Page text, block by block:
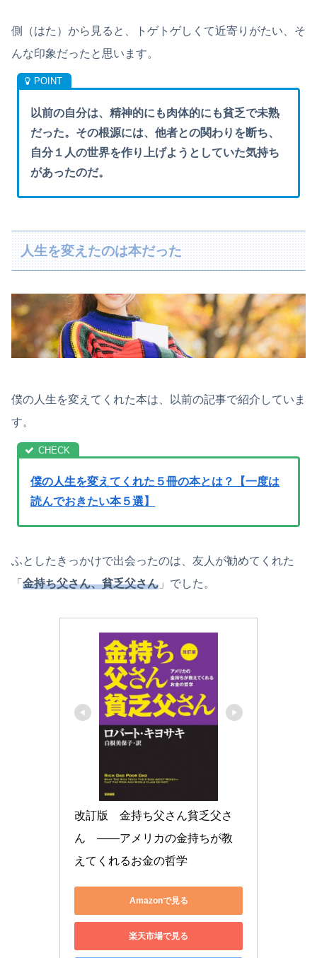
側（はた）から見ると、トゲトゲしくて近寄りがたい、そ
んな印象だったと思います。
以前の自分は、精神的にも肉体的にも貧乏で未熟
だった。その根源には、他者との関わりを断ち、
自分１人の世界を作り上げようとしていた気持ち
があったのだ。
人生を変えたのは本だった
僕の人生を変えてくれた本は、以前の記事で紹介していま
す。
僕の人生を変えてくれた５冊の本とは？【一度は
読んでおきたい本５選】
ふとしたきっかけで出会ったのは、友人が勧めてくれた
「 金持ち父さん、貧乏父さん 」でした。
改訂版　金持ち父さん貧乏父さ
ん　――アメリカの金持ちが教
えてくれるお金の哲学
Amazonで見る
楽天市場で見る